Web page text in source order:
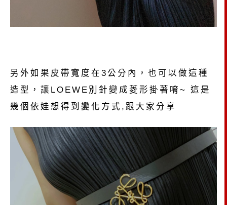
另外如果皮帶寬度在3公分內，也可以做這種
造型，讓LOEWE別針變成菱形掛著唷~ 這是
幾個依娃想得到變化方式,跟大家分享